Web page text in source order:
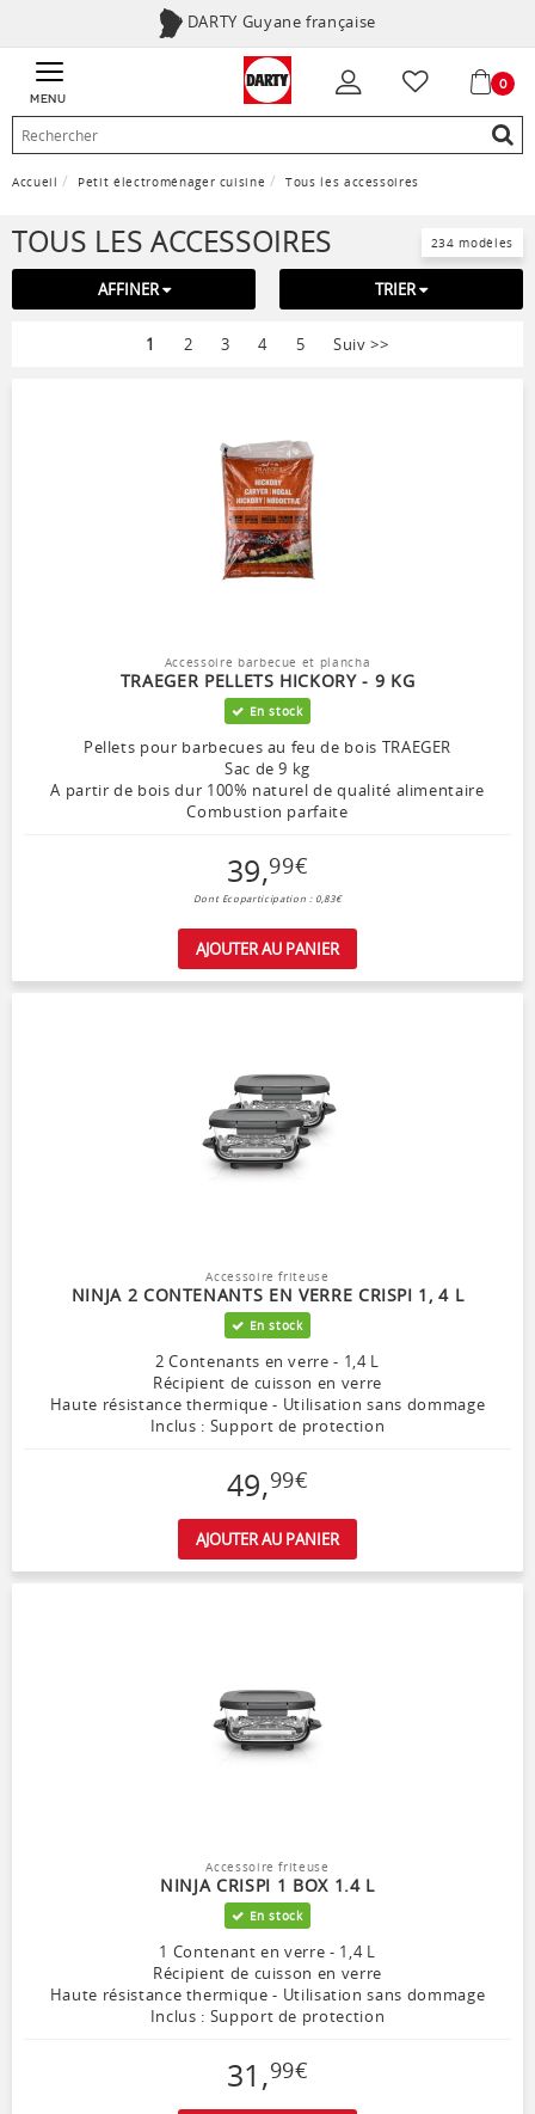
DARTY Guyane française
MENU
0
Accueil Petit électroménager cuisine Tous les accessoires
TOUS LES ACCESSOIRES 234 modèles
AFFINER TRIER
1 2 3 4 5 Suiv >>
Accessoire barbecue et plancha
TRAEGER PELLETS HICKORY - 9 KG
En stock
Pellets pour barbecues au feu de bois TRAEGER
Sac de 9 kg
A partir de bois dur 100% naturel de qualité alimentaire
Combustion parfaite
39,99€
Dont Ecoparticipation : 0,83€
AJOUTER AU PANIER
Accessoire friteuse
NINJA 2 CONTENANTS EN VERRE CRISPI 1, 4 L
En stock
2 Contenants en verre - 1,4 L
Récipient de cuisson en verre
Haute résistance thermique - Utilisation sans dommage
Inclus : Support de protection
49,99€
AJOUTER AU PANIER
Accessoire friteuse
NINJA CRISPI 1 BOX 1.4 L
En stock
1 Contenant en verre - 1,4 L
Récipient de cuisson en verre
Haute résistance thermique - Utilisation sans dommage
Inclus : Support de protection
31 ,99€